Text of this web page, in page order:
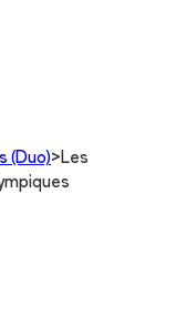
(Duo)> Les